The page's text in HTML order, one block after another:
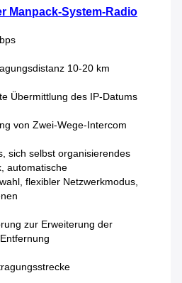
Manpack-System-Radio
10-20 km
Übermittlung des IP-Datums
von Zwei-Wege-Intercom
sich selbst organisierendes
automatische
flexibler Netzwerkmodus,
zur Erweiterung der